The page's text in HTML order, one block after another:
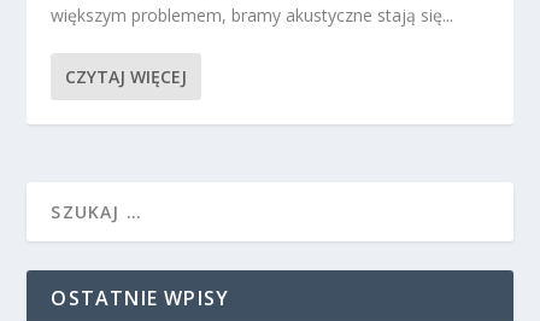
większym problemem, bramy akustyczne stają się...
CZYTAJ WIĘCEJ
OSTATNIE WPISY